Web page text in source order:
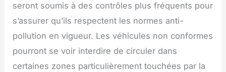
seront soumis à des contrôles plus fréquents pour
s’assurer qu’ils respectent les normes anti-
pollution en vigueur. Les véhicules non conformes
pourront se voir interdire de circuler dans
certaines zones particulièrement touchées par la